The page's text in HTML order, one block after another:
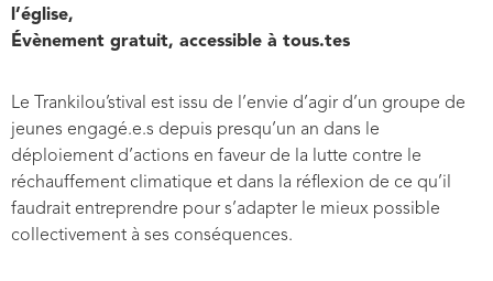
l’église,
Évènement gratuit, accessible à tous.tes
Le Trankilou’stival est issu de l’envie d’agir d’un groupe de
jeunes engagé.e.s depuis presqu’un an dans le
déploiement d’actions en faveur de la lutte contre le
réchauffement climatique et dans la réflexion de ce qu’il
faudrait entreprendre pour s’adapter le mieux possible
collectivement à ses conséquences.